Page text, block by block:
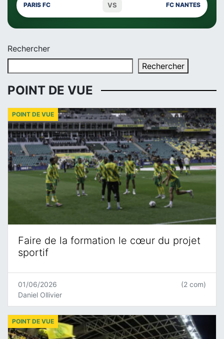
PARIS FC VS FC NANTES
Rechercher
Rechercher
POINT DE VUE
Faire de la formation le cœur du projet
sportif
POINT DE VUE
01/06/2026
Daniel Ollivier
(2 com)
POINT DE VUE